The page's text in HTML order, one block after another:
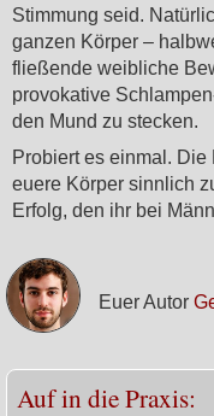
Stimmung seid.
ganzen Körper –
fließende weibliche
provokative
den Mund zu stecken.
Probiert es einmal.
euere Körper sinnlich
Erfolg, den ihr bei
Euer Autor
Auf in die Praxis: